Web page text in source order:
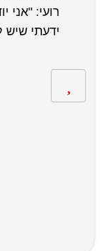
רועי: "אני
ידעתי שיש